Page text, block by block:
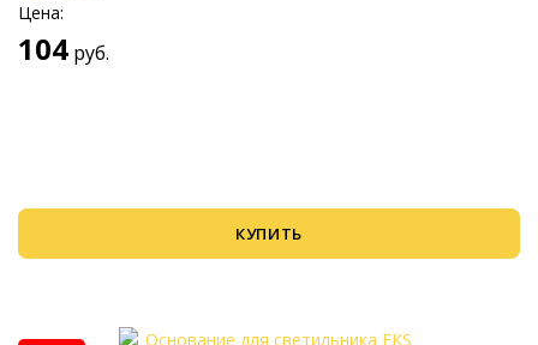
Цена:
104 руб.
КУПИТЬ